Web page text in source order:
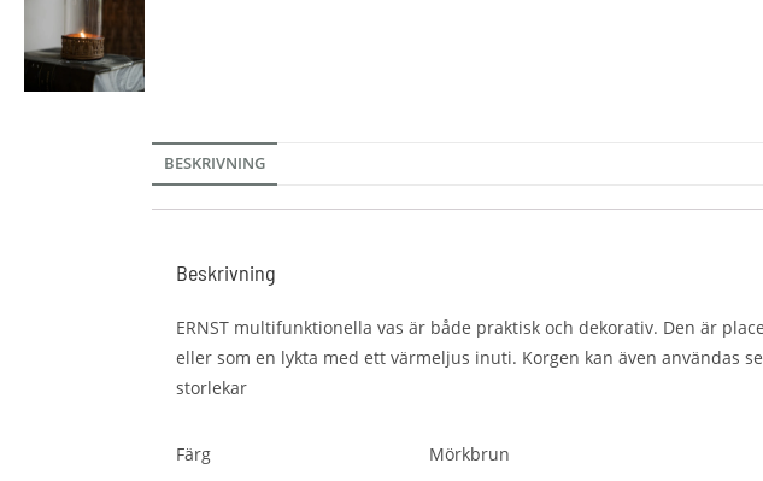
BESKRIVNING
Beskrivning
ERNST multifunktionella vas är både praktisk och dekorativ. Den är
eller som en lykta med ett värmeljus inuti. Korgen kan även användas
storlekar
Färg
Mörkbrun